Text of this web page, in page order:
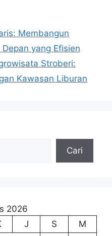
Membangun
yang Efisien
Stroberi:
Kawasan Liburan
Cari
2026
J S
M